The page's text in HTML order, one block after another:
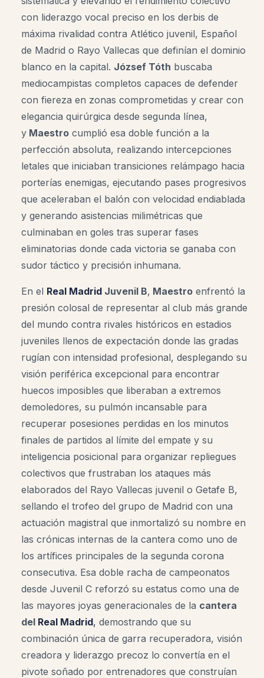
con liderazgo vocal preciso en los derbis de
máxima rivalidad contra Atlético juvenil, Español
de Madrid o Rayo Vallecas que definían el dominio
blanco en la capital. József Tóth buscaba
mediocampistas completos capaces de defender
con fiereza en zonas comprometidas y crear con
elegancia quirúrgica desde segunda línea,
y Maestro cumplió esa doble función a la
perfección absoluta, realizando intercepciones
letales que iniciaban transiciones relámpago hacia
porterías enemigas, ejecutando pases progresivos
que aceleraban el balón con velocidad endiablada
y generando asistencias milimétricas que
culminaban en goles tras superar fases
eliminatorias donde cada victoria se ganaba con
sudor táctico y precisión inhumana.
En el Real Madrid Juvenil B, Maestro enfrentó la
presión colosal de representar al club más grande
del mundo contra rivales históricos en estadios
juveniles llenos de expectación donde las gradas
rugían con intensidad profesional, desplegando su
visión periférica excepcional para encontrar
huecos imposibles que liberaban a extremos
demoledores, su pulmón incansable para
recuperar posesiones perdidas en los minutos
finales de partidos al límite del empate y su
inteligencia posicional para organizar repliegues
colectivos que frustraban los ataques más
elaborados del Rayo Vallecas juvenil o Getafe B,
sellando el trofeo del grupo de Madrid con una
actuación magistral que inmortalizó su nombre en
las crónicas internas de la cantera como uno de
los artífices principales de la segunda corona
consecutiva. Esa doble racha de campeonatos
desde Juvenil C reforzó su estatus como una de
las mayores joyas generacionales de la cantera
del Real Madrid, demostrando que su
combinación única de garra recuperadora, visión
creadora y liderazgo precoz lo convertía en el
pivote soñado por entrenadores que construían